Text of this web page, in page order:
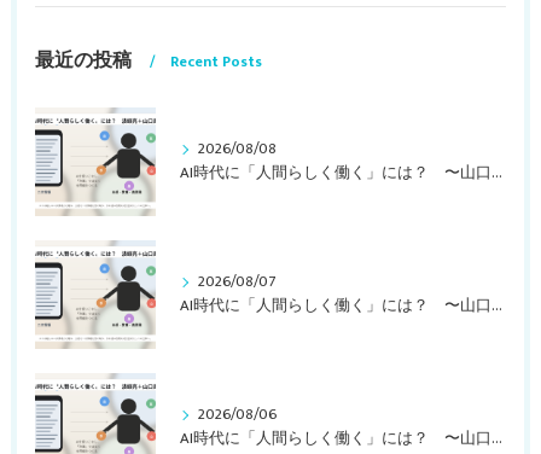
最近の投稿 Recent Posts
2026/08/08
AI時代に「人間らしく働く」には？ 〜山口周さんの対談動画・文字起こし（その２）〜
2026/08/07
AI時代に「人間らしく働く」には？ 〜山口周さんの対談動画・文字起こし（その１）〜
2026/08/06
AI時代に「人間らしく働く」には？ 〜山口周さんのインタビュー記事、動画より〜